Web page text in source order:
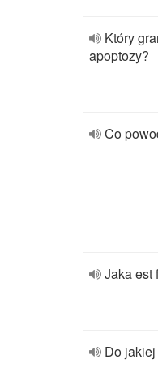
Który
apoptozy?
Co
Jaka est
Do